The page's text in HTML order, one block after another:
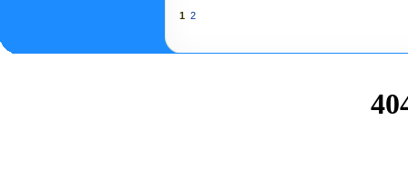
1 2